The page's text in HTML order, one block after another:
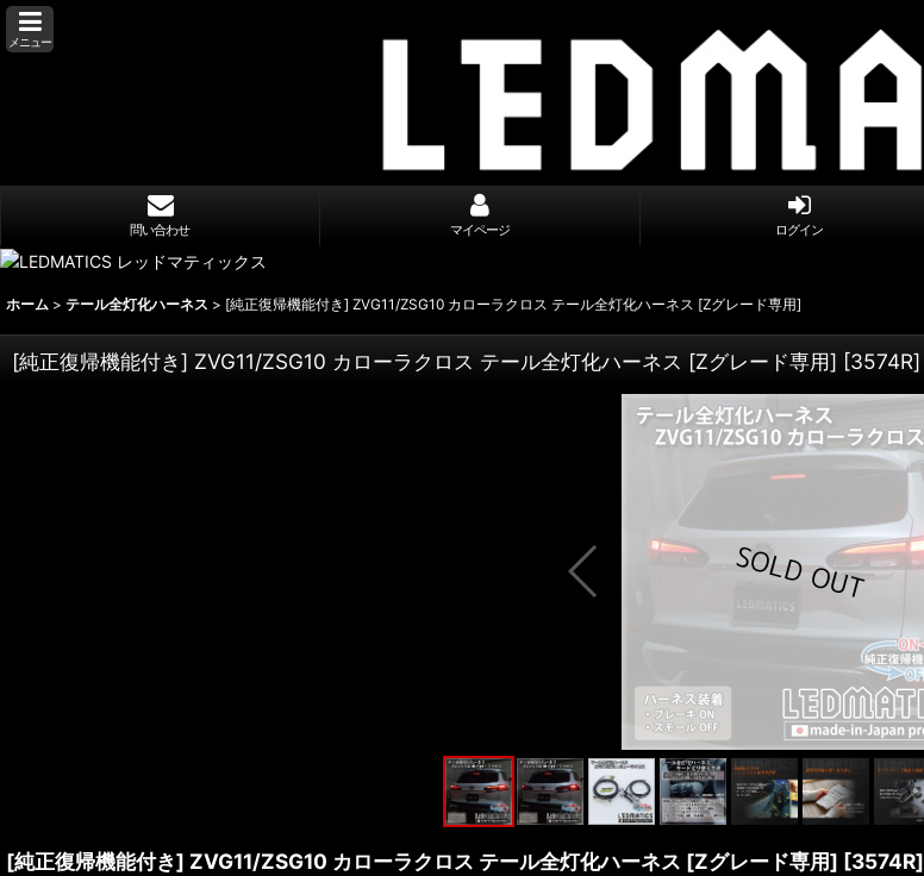
メニュー
問い合わせ マイページ ログイン
ホーム > テール全灯化ハーネス > [純正復帰機能付き] ZVG11/ZSG10 カローラクロス テール全灯化ハーネス [Zグレード専用]
[純正復帰機能付き] ZVG11/ZSG10 カローラクロス テール全灯化ハーネス [Zグレード専用] [3574R]
[純正復帰機能付き] ZVG11/ZSG10 カローラクロス テール全灯化ハーネス [Zグレード専用] [3574R]